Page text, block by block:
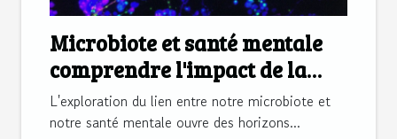
Microbiote et santé mentale
comprendre l'impact de la
flore intestinale sur le bien-
être psychologique
L'exploration du lien entre notre microbiote et
notre santé mentale ouvre des horizons...